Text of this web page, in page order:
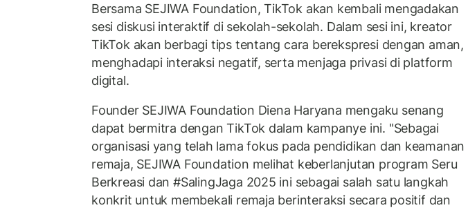
Bersama SEJIWA Foundation, TikTok akan kembali mengadakan
sesi diskusi interaktif di sekolah-sekolah. Dalam sesi ini, kreator
TikTok akan berbagi tips tentang cara berekspresi dengan aman,
menghadapi interaksi negatif, serta menjaga privasi di platform
digital.
Founder SEJIWA Foundation Diena Haryana mengaku senang
dapat bermitra dengan TikTok dalam kampanye ini. "Sebagai
organisasi yang telah lama fokus pada pendidikan dan keamanan
remaja, SEJIWA Foundation melihat keberlanjutan program Seru
Berkreasi dan #SalingJaga 2025 ini sebagai salah satu langkah
konkrit untuk membekali remaja berinteraksi secara positif dan